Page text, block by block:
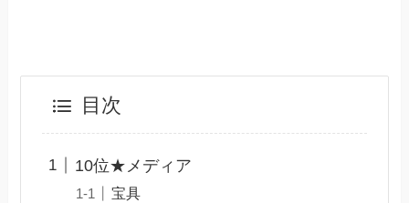
目次
10位★メディア
宝具